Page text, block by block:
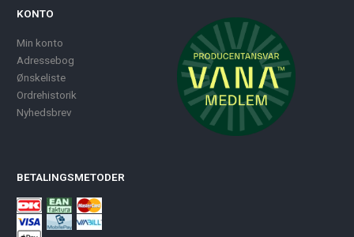
KONTO
Min konto
Adressebog
Ønskeliste
Ordrehistorik
Nyhedsbrev
BETALINGSMETODER